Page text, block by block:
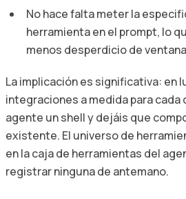
No hace falta meter la
herramienta en el prompt, lo
menos desperdicio de
La implicación es significativa: en
integraciones a medida para cada
agente un shell y dejáis que
existente. El universo de
en la caja de herramientas del
registrar ninguna de antemano.